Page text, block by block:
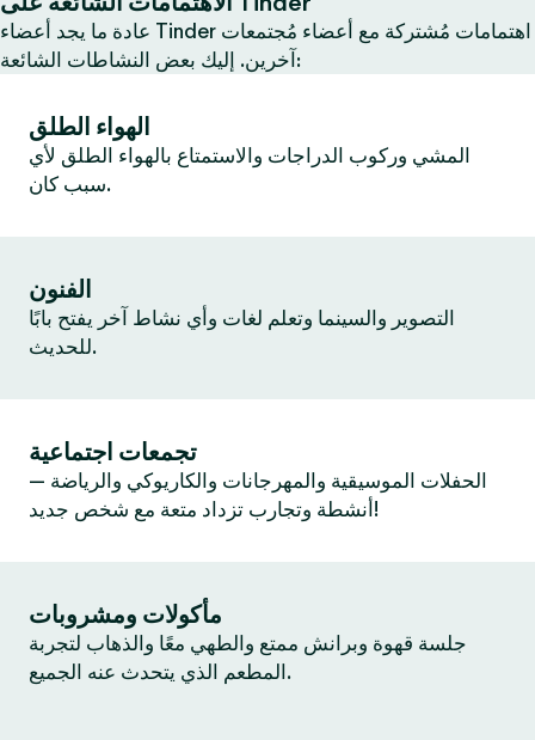
عادة ما يجد أعضاء Tinder اهتمامات مُشتركة مع أعضاء مُجتمعات
آخرين. إليك بعض النشاطات الشائعة:
الهواء الطلق
المشي وركوب الدراجات والاستمتاع بالهواء الطلق لأي
سبب كان.
الفنون
التصوير والسينما وتعلم لغات وأي نشاط آخر يفتح بابًا
للحديث.
تجمعات اجتماعية
الحفلات الموسيقية والمهرجانات والكاريوكي والرياضة —
أنشطة وتجارب تزداد متعة مع شخص جديد!
مأكولات ومشروبات
جلسة قهوة وبرانش ممتع والطهي معًا والذهاب لتجربة
المطعم الذي يتحدث عنه الجميع.